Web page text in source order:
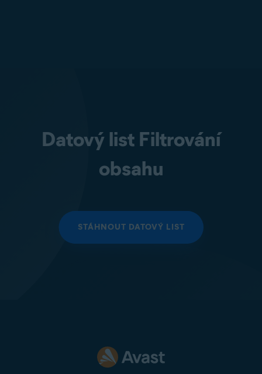
Datový list Filtrování
obsahu
STÁHNOUT DATOVÝ LIST